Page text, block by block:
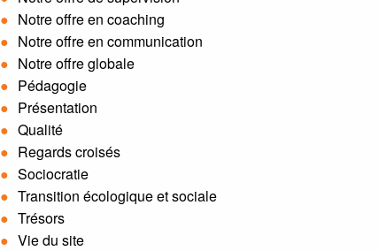
Notre offre en coaching
Notre offre en communication
Notre offre globale
Pédagogie
Présentation
Qualité
Regards croisés
Sociocratie
Transition écologique et sociale
Trésors
Vie du site